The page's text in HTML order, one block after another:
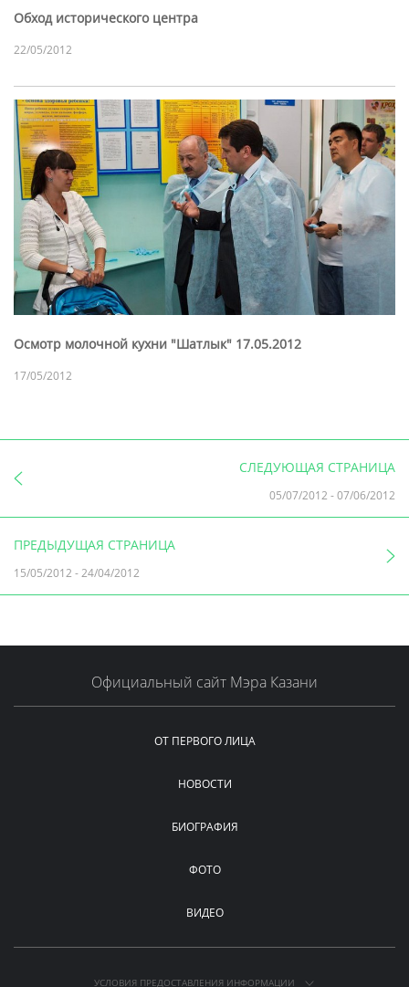
Обход исторического центра
22/05/2012
Осмотр молочной кухни "Шатлык" 17.05.2012
17/05/2012
СЛЕДУЮЩАЯ СТРАНИЦА
05/07/2012 -07/06/2012
ПРЕДЫДУЩАЯ СТРАНИЦА
15/05/2012 -24/04/2012
Официальный сайт Мэра Казани
ОТ ПЕРВОГО ЛИЦА
НОВОСТИ
БИОГРАФИЯ
ФОТО
ВИДЕО
УСЛОВИЯ ПРЕДОСТАВЛЕНИЯ ИНФОРМАЦИИ